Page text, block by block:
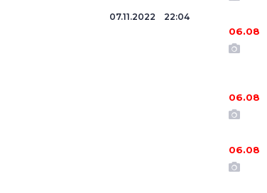
07.11.2022 22:04
06.08
06.08
06.08